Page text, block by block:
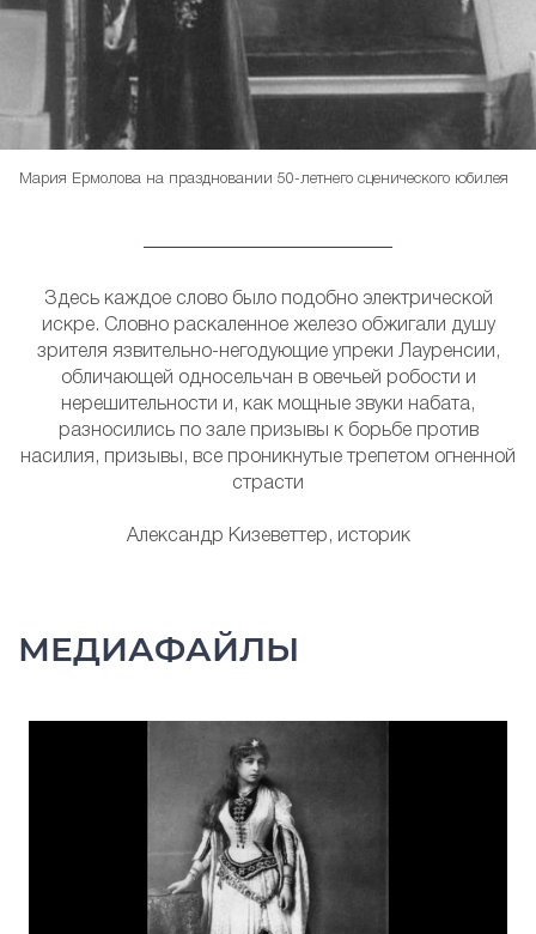
Мария Ермолова на праздновании 50-летнего сценического юбилея
Здесь каждое слово было подобно электрической
искре. Словно раскаленное железо обжигали душу
зрителя язвительно-негодующие упреки Лауренсии,
обличающей односельчан в овечьей робости и
нерешительности и, как мощные звуки набата,
разносились по зале призывы к борьбе против
насилия, призывы, все проникнутые трепетом огненной
страсти
Александр Кизеветтер, историк
МЕДИАФАЙЛЫ